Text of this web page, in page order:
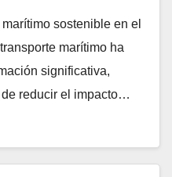
sostenible en el
marítimo ha
significativa,
reducir el impacto…